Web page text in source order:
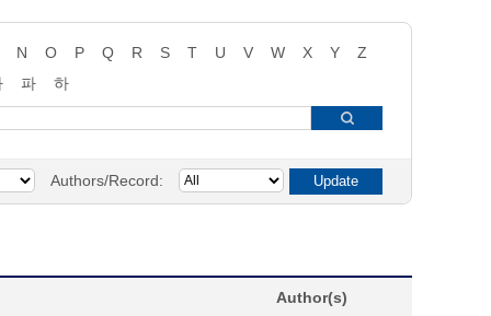
N O P Q R S T U V W X Y
Z
파
하
Authors/Record:
Author(s)